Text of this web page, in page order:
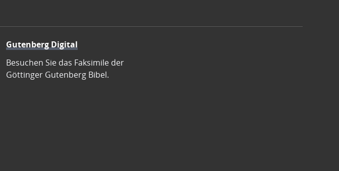
Gutenberg Digital
Besuchen Sie das Faksimile der
Göttinger Gutenberg Bibel.